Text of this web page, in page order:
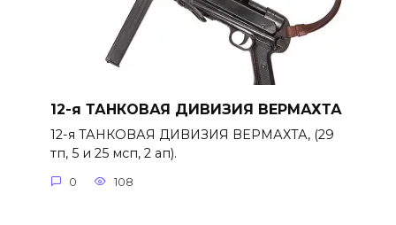
12-я ТАНКОВАЯ ДИВИЗИЯ ВЕРМАХТА
12-я ТАНКОВАЯ ДИВИЗИЯ ВЕРМАХТА, (29
тп, 5 и 25 мсп, 2 ап).
0 108